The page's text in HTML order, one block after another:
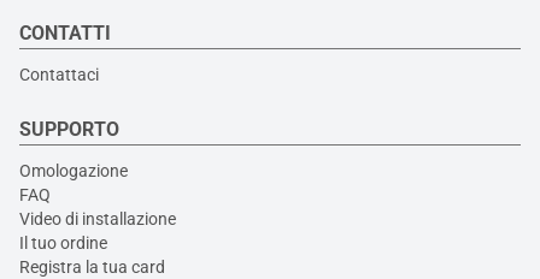
CONTATTI
Contattaci
SUPPORTO
Omologazione
FAQ
Video di installazione
Il tuo ordine
Registra la tua card